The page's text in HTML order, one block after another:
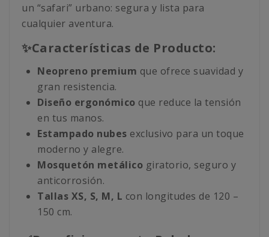
un “safari” urbano: segura y lista para
cualquier aventura.
✨Características de Producto:
Neopreno premium que ofrece suavidad y
gran resistencia.
Diseño ergonómico que reduce la tensión
en tus manos.
Estampado nubes exclusivo para un toque
moderno y alegre.
Mosquetón metálico giratorio, seguro y
anticorrosión.
Tallas XS, S, M, L con longitudes de 120 –
150 cm.